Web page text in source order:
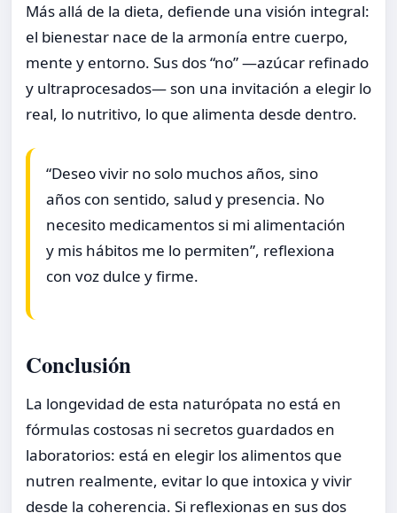
Más allá de la dieta, defiende una visión integral:
el bienestar nace de la armonía entre cuerpo,
mente y entorno. Sus dos “no” —azúcar refinado
y ultraprocesados— son una invitación a elegir lo
real, lo nutritivo, lo que alimenta desde dentro.
“Deseo vivir no solo muchos años, sino
años con sentido, salud y presencia. No
necesito medicamentos si mi alimentación
y mis hábitos me lo permiten”, reflexiona
con voz dulce y firme.
Conclusión
La longevidad de esta naturópata no está en
fórmulas costosas ni secretos guardados en
laboratorios: está en elegir los alimentos que
nutren realmente, evitar lo que intoxica y vivir
desde la coherencia. Si reflexionas en sus dos